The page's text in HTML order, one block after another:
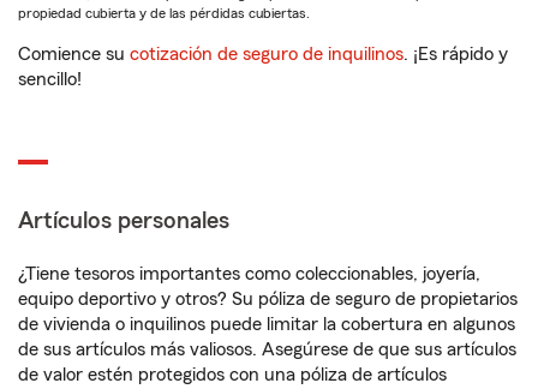
propiedad cubierta y de las pérdidas cubiertas.
Comience su cotización de seguro de inquilinos. ¡Es rápido y
sencillo!
Artículos personales
¿Tiene tesoros importantes como coleccionables, joyería,
equipo deportivo y otros? Su póliza de seguro de propietarios
de vivienda o inquilinos puede limitar la cobertura en algunos
de sus artículos más valiosos. Asegúrese de que sus artículos
de valor estén protegidos con una póliza de artículos